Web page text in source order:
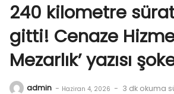
240 kilometre
gitti! Cenaze
Mezarlık’ yazısı
admin - Haziran 4, 2026 - 3 dk okuma